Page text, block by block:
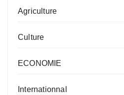
Agriculture
Culture
ECONOMIE
Internationnal